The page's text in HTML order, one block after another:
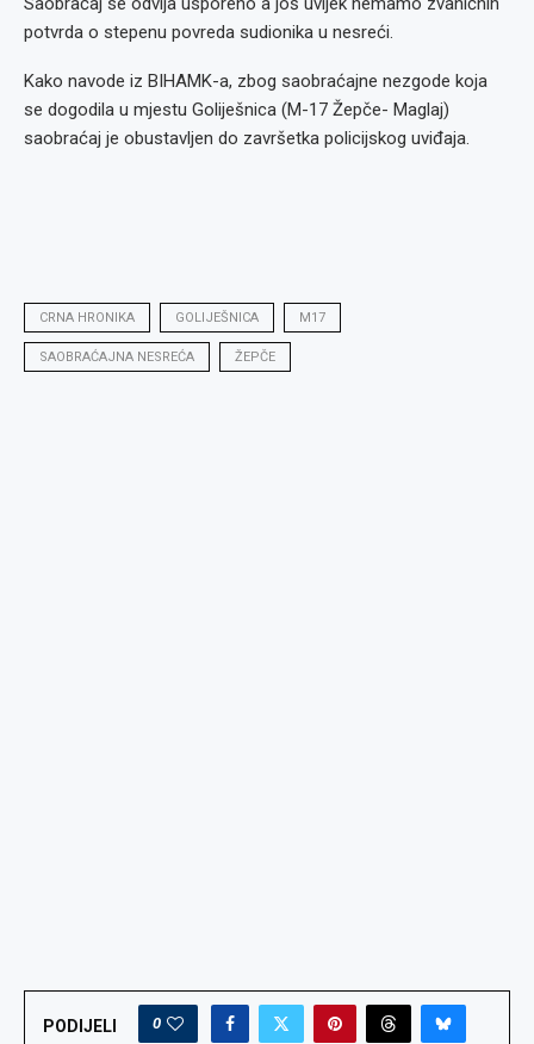
potvrda o stepenu povreda sudionika u nesreći.
Kako navode iz BIHAMK-a, zbog saobraćajne nezgode koja
se dogodila u mjestu Goliješnica (M-17 Žepče- Maglaj)
saobraćaj je obustavljen do završetka policijskog uviđaja.
CRNA HRONIKA GOLIJEŠNICA M17
SAOBRAĆAJNA NESREĆA ŽEPČE
PODIJELI 0